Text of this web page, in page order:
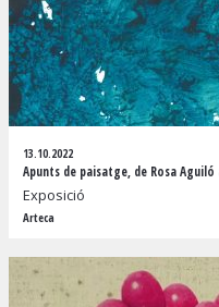
13.10.2022
Apunts de paisatge, de Rosa
Exposició
Arteca